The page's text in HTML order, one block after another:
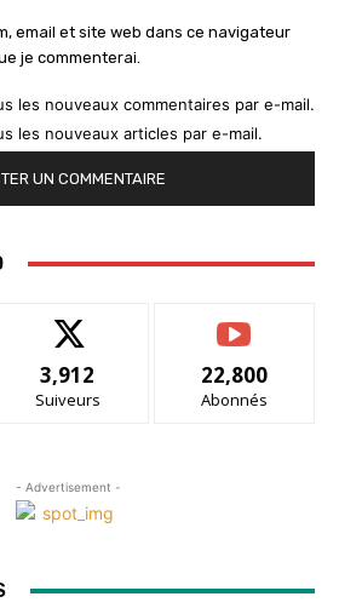
email et site web dans ce navigateur
je commenterai.
les nouveaux commentaires par e-mail.
les nouveaux articles par e-mail.
3,912
Suiveurs
22,800
Abonnés
- Advertisement -